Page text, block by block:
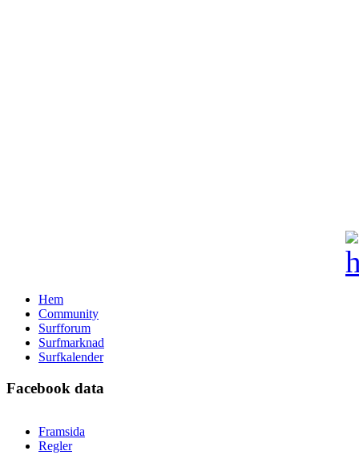
Hem
Community
Surfforum
Surfmarknad
Surfkalender
Facebook data
Framsida
Regler